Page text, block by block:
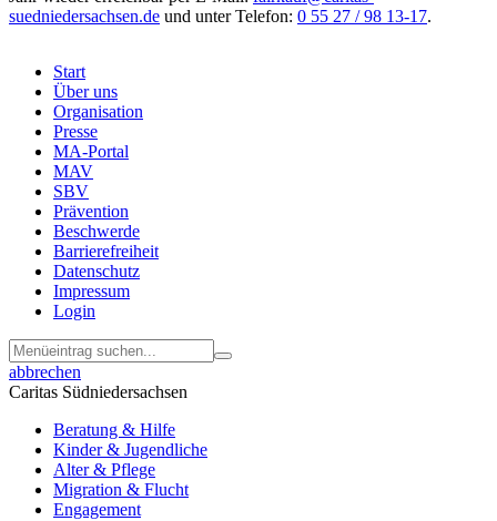
suedniedersachsen.de und unter Telefon: 0 55 27 / 98 13-17.
Menu
Footer
Start
Über uns
Organisation
Presse
MA-Portal
MAV
SBV
Prävention
Beschwerde
Barrierefreiheit
Datenschutz
Impressum
Login
abbrechen
Caritas Südniedersachsen
Beratung & Hilfe
Kinder & Jugendliche
Alter & Pflege
Migration & Flucht
Engagement